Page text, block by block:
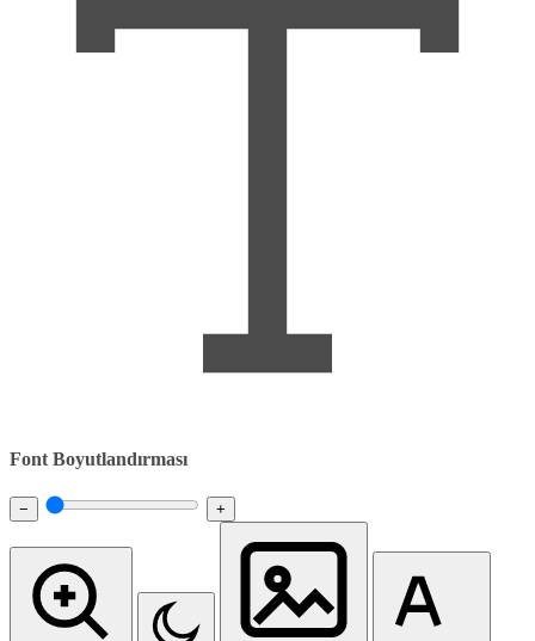
Font Boyutlandırması
− +